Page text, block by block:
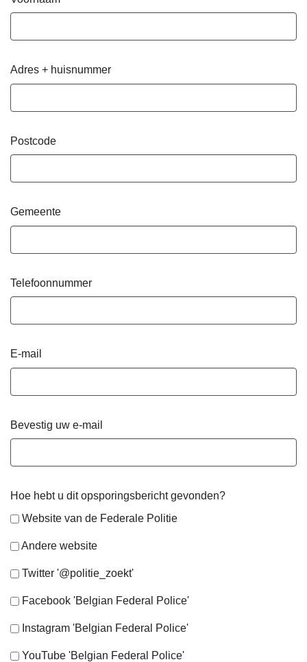
Adres + huisnummer
Postcode
Gemeente
Telefoonnummer
E-mail
Bevestig uw e-mail
Hoe hebt u dit opsporingsbericht gevonden?
Website van de Federale Politie
Andere website
Twitter '@politie_zoekt'
Facebook 'Belgian Federal Police'
Instagram 'Belgian Federal Police'
YouTube 'Belgian Federal Police'